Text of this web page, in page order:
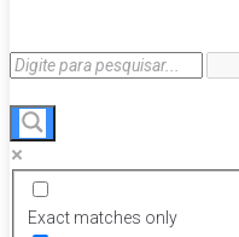
Exact matches only